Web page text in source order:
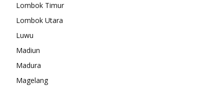
Lombok Timur
Lombok Utara
Luwu
Madiun
Madura
Magelang